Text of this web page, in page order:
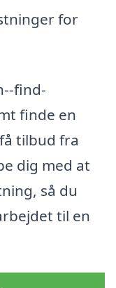
for
find-
finde en
tilbud fra
dig med at
så du
til en